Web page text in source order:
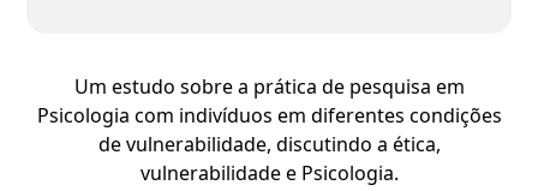
Um estudo sobre a prática de pesquisa em
Psicologia com indivíduos em diferentes condições
de vulnerabilidade, discutindo a ética,
vulnerabilidade e Psicologia.